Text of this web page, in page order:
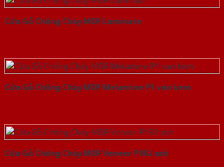
Cửa Gỗ Chống Cháy MDF Laminate
Cửa Gỗ Chống Cháy MDF Melamine P1 van kem
Cửa Gỗ Chống Cháy MDF Veneer P1R2 ash